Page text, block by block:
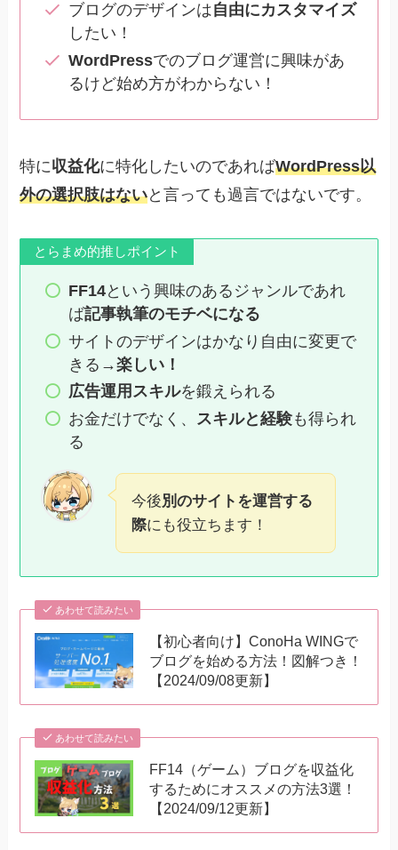
ブログのデザインは自由にカスタマイズ
したい！
WordPressでのブログ運営に興味があ
るけど始め方がわからない！
特に収益化に特化したいのであればWordPress以
外の選択肢はないと言っても過言ではないです。
とらまめ的推しポイント
FF14という興味のあるジャンルであれ
ば記事執筆のモチベになる
サイトのデザインはかなり自由に変更で
きる→楽しい！
広告運用スキルを鍛えられる
お金だけでなく、 スキルと経験も得られ
る
今後別のサイトを運営する
際にも役立ちます！
あわせて読みたい
【初心者向け】ConoHa WINGで
ブログを始める方法！図解つき！
【2024/09/08更新】
あわせて読みたい
FF14（ゲーム）ブログを収益化
するためにオススメの方法3選！
【2024/09/12更新】